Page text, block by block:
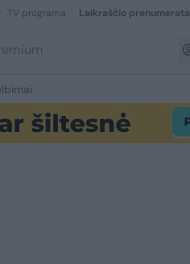
TV programa Laikraščio prenumerata